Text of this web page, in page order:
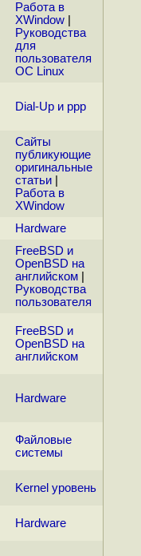
Работа в
XWindow|
Руководства
для
пользователя
ОС Linux
Dial-Up и ppp
Сайты
публикующие
оригинальные
статьи|
Работа в
XWindow
Hardware
FreeBSD и
OpenBSD на
английском|
Руководства
пользователя
FreeBSD и
OpenBSD на
английском
Hardware
Файловые
системы
Kernel уровень
Hardware